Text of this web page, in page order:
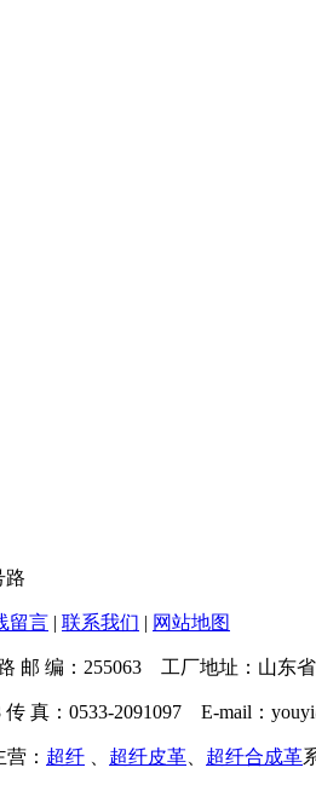
路
留言 | 联系我们 | 网站地图
邮 编：255063 工厂地址：山东
真：0533-2091097 E-mail：
营： 超纤 超纤皮革 超纤合成革